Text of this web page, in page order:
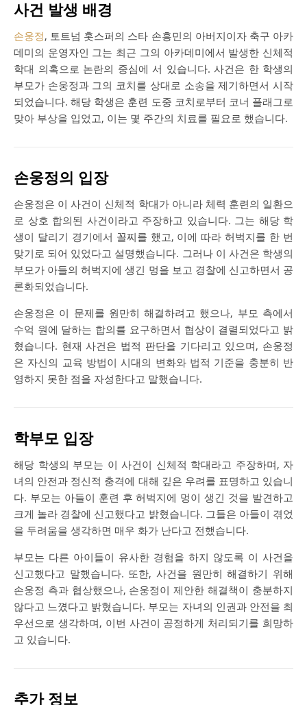
사건 발생 배경
손웅정, 토트넘 홋스퍼의 스타 손흥민의 아버지이자 축구 아카
데미의 운영자인 그는 최근 그의 아카데미에서 발생한 신체적
학대 의혹으로 논란의 중심에 서 있습니다. 사건은 한 학생의
부모가 손웅정과 그의 코치를 상대로 소송을 제기하면서 시작
되었습니다. 해당 학생은 훈련 도중 코치로부터 코너 플래그로
맞아 부상을 입었고, 이는 몇 주간의 치료를 필요로 했습니다.
손웅정의 입장
손웅정은 이 사건이 신체적 학대가 아니라 체력 훈련의 일환으
로 상호 합의된 사건이라고 주장하고 있습니다. 그는 해당 학
생이 달리기 경기에서 꼴찌를 했고, 이에 따라 허벅지를 한 번
맞기로 되어 있었다고 설명했습니다. 그러나 이 사건은 학생의
부모가 아들의 허벅지에 생긴 멍을 보고 경찰에 신고하면서 공
론화되었습니다.
손웅정은 이 문제를 원만히 해결하려고 했으나, 부모 측에서
수억 원에 달하는 합의를 요구하면서 협상이 결렬되었다고 밝
혔습니다. 현재 사건은 법적 판단을 기다리고 있으며, 손웅정
은 자신의 교육 방법이 시대의 변화와 법적 기준을 충분히 반
영하지 못한 점을 자성한다고 말했습니다.
학부모 입장
해당 학생의 부모는 이 사건이 신체적 학대라고 주장하며, 자
녀의 안전과 정신적 충격에 대해 깊은 우려를 표명하고 있습니
다. 부모는 아들이 훈련 후 허벅지에 멍이 생긴 것을 발견하고
크게 놀라 경찰에 신고했다고 밝혔습니다. 그들은 아들이 겪었
을 두려움을 생각하면 매우 화가 난다고 전했습니다.
부모는 다른 아이들이 유사한 경험을 하지 않도록 이 사건을
신고했다고 말했습니다. 또한, 사건을 원만히 해결하기 위해
손웅정 측과 협상했으나, 손웅정이 제안한 해결책이 충분하지
않다고 느꼈다고 밝혔습니다. 부모는 자녀의 인권과 안전을 최
우선으로 생각하며, 이번 사건이 공정하게 처리되기를 희망하
고 있습니다.
추가 정보